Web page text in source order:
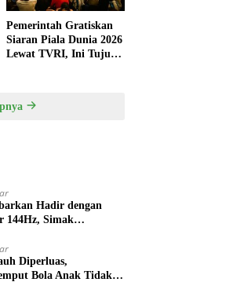
Pemerintah Gratiskan
Siaran Piala Dunia 2026
Lewat TVRI, Ini Tujuan
Hadir dengan
144Hz, Simak
Diperluas,
Bola Anak Tidak